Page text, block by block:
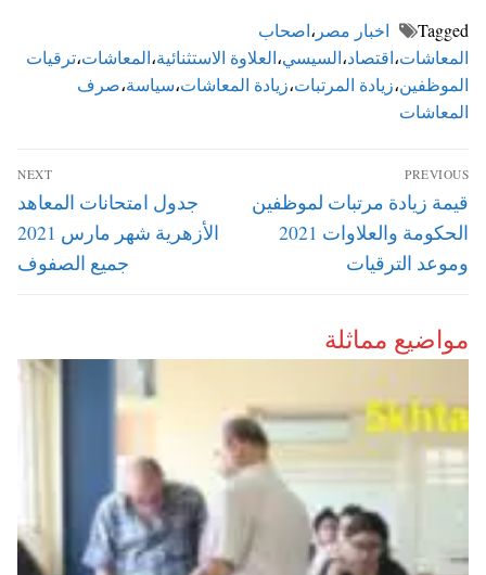
Tagged اخبار مصر ،اصحاب
المعاشات،اقتصاد،السيسي،العلاوة الاستثنائية،المعاشات،ترقيات
الموظفين،زيادة المرتبات،زيادة المعاشات،سياسة،صرف
المعاشات
تصفّح
المقالات
PREVIOUS
Previous
post:
قيمة زيادة مرتبات لموظفين
الحكومة والعلاوات 2021
وموعد الترقيات
NEXT
Next
post:
جدول امتحانات المعاهد
الأزهرية شهر مارس 2021
جميع الصفوف
مواضيع مماثلة